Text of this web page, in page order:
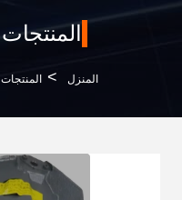
المنتجات
المنزل > المنتجات